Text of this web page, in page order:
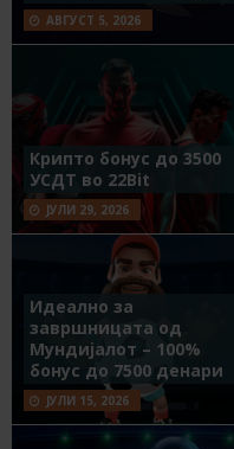
АВГУСТ 5, 2026
Крипто бонус до 3500
УСДТ во 22Bit
ЈУЛИ 29, 2026
Идеално за
завршницата од
Мундијалот – 100%
бонус до 7500 денари
ЈУЛИ 15, 2026